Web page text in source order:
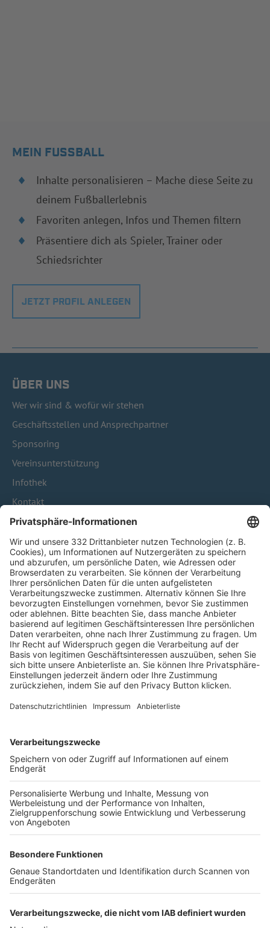
MEIN FUSSBALL
Inhalte personalisieren – Mache diese Seite zu
deinem Fußballerlebnis
Favoriten anlegen, Infos und Themen filtern
Präsentiere dich als Spieler, Trainer oder
Schiedsrichter
JETZT PROFIL ANLEGEN
ÜBER UNS
Wer wir sind & wofür wir stehen
Geschäftsstellen und Ansprechpartner
Sponsoring
Vereinsunterstützung
Infothek
Kontakt
HÄUFIG BESUCHTE SEITEN
Pässe und Vereinswechsel
Trainerausbildung
Schulungsangebot Vereinsmitarbeiter
BFV-Geschäftsstellen
Trainerbörse
Login SpielPlus
FOLGE DEM BFV
TOP-VEREINE
TOP-PARTNER